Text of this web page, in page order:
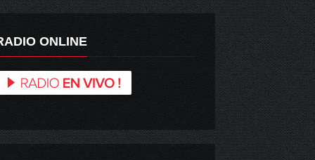
ONLINE